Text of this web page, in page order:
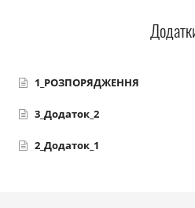
1_РОЗПОРЯДЖЕННЯ
3_Додаток_2
2_Додаток_1